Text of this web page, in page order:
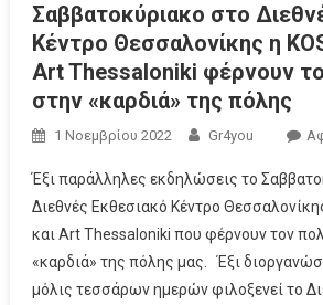
Σαββατοκύριακο στο
Κέντρο Θεσσαλονίκης η
Art Thessaloniki φέρνουν
στην «καρδιά» της πόλης
1 Νοεμβρίου 2022 Gr4you
Έξι παράλληλες εκδηλώσεις το
Διεθνές Εκθεσιακό Κέντρο
και Art Thessaloniki που φέρνουν τον
«καρδιά» της πόλης μας. Έξι
μόλις τεσσάρων ημερών φιλοξενεί το